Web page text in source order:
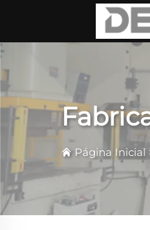
Página Inicial